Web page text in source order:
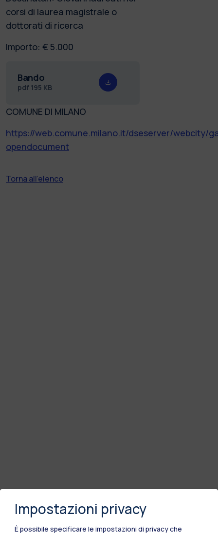
corsi di laurea magistrale o
dottorati di ricerca
Importo: € 5.000
Bando
pdf 195 KB
COMUNE DI MILANO
https://web.comune.milano.it/dseserver/webcity/
opendocument
Torna all'elenco
Impostazioni privacy
È possibile specificare le impostazioni di privacy che